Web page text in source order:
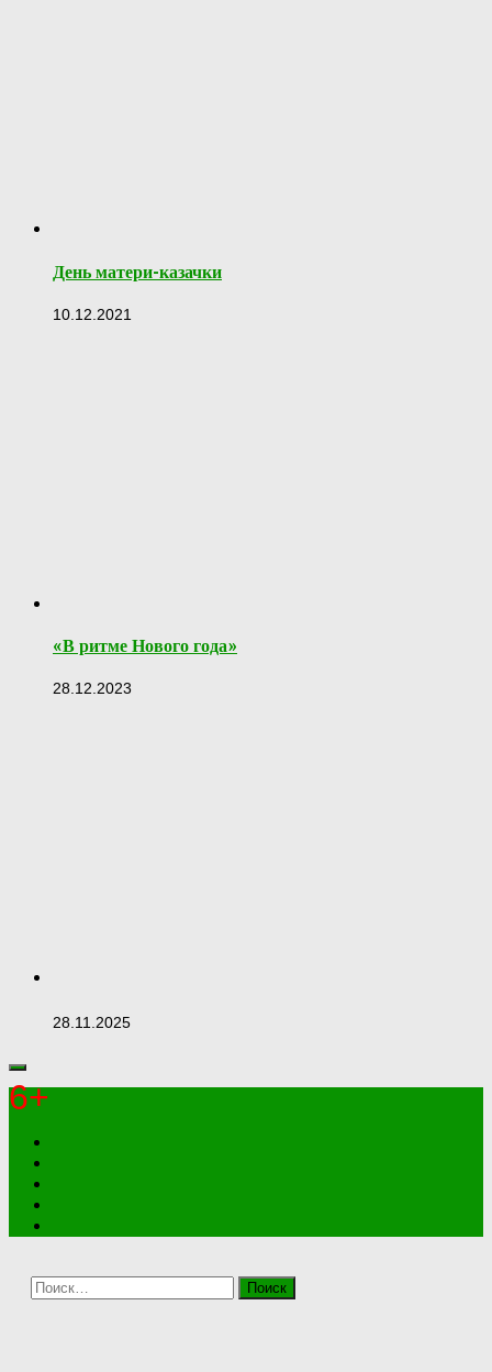
День матери-казачки
10.12.2021
«В ритме Нового года»
28.12.2023
28.11.2025
6+
Найти: